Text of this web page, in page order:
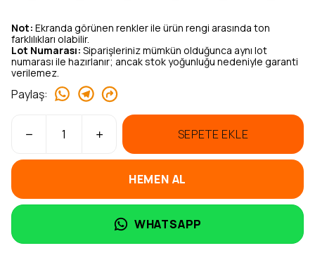
Not: Ekranda görünen renkler ile ürün rengi arasında ton
farklılıkları olabilir.
Lot Numarası: Siparişleriniz mümkün olduğunca aynı lot
numarası ile hazırlanır; ancak stok yoğunluğu nedeniyle garanti
verilemez.
Paylaş:
SEPETE EKLE
HEMEN AL
WHATSAPP